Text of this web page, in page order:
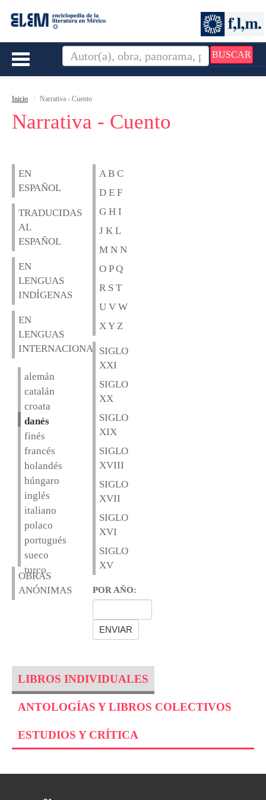
BUSCAR
Toggle
Inicio Narrativa - Cuento
Narrativa - Cuento
EN
ESPAÑOL
TRADUCIDAS
AL
ESPAÑOL
EN
LENGUAS
INDÍGENAS
EN
LENGUAS
INTERNACIONALES
alemán
catalán
croata
danés
finés
francés
holandés
húngaro
inglés
italiano
polaco
portugués
sueco
turco
OBRAS
ANÓNIMAS
A B C
D E F
G H I
J K L
M N N
O P Q
R S T
U V W
X Y Z
SIGLO
XXI
SIGLO
XX
SIGLO
XIX
SIGLO
XVIII
SIGLO
XVII
SIGLO
XVI
SIGLO
XV
POR AÑO:
LIBROS INDIVIDUALES
ANTOLOGÍAS Y LIBROS COLECTIVOS
ESTUDIOS Y CRÍTICA